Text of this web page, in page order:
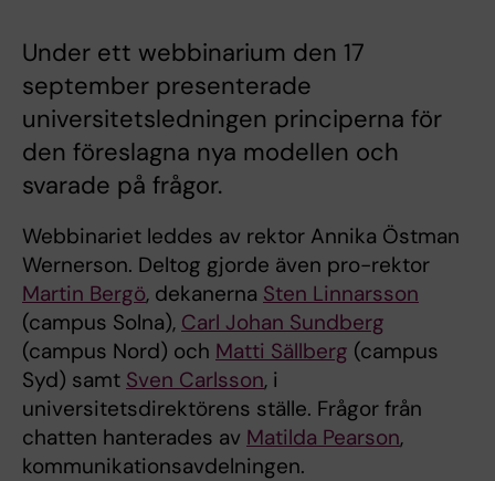
Under ett webbinarium den 17
september presenterade
universitetsledningen principerna för
den föreslagna nya modellen och
svarade på frågor.
Webbinariet leddes av rektor Annika Östman
Wernerson. Deltog gjorde även pro-rektor
Martin Bergö, dekanerna Sten Linnarsson
(campus Solna), Carl Johan Sundberg
(campus Nord) och Matti Sällberg (campus
Syd) samt Sven Carlsson, i
universitetsdirektörens ställe. Frågor från
chatten hanterades av Matilda Pearson,
kommunikationsavdelningen.